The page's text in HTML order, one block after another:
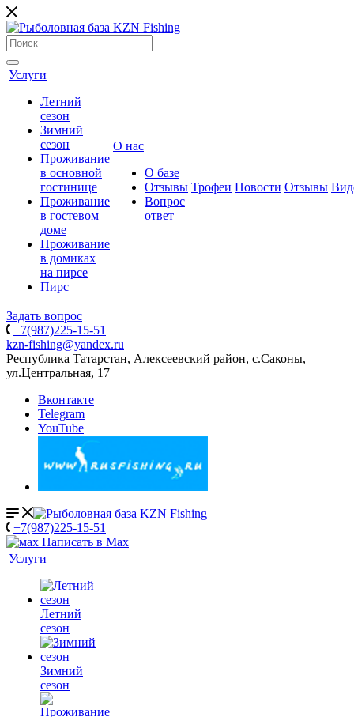
Услуги
Летний
сезон
Зимний
сезон
Проживание
в основной
гостинице
Проживание
в гостевом
доме
Проживание
в домиках
на пирсе
Пирс
О нас
О базе
Отзывы
Вопрос
ответ
Трофеи Новости Отзывы
Задать вопрос
+7(987)225-15-51
kzn-fishing@yandex.ru
Республика Татарстан, Алексеевский район, с.Саконы,
ул.Центральная, 17
Вконтакте
Telegram
YouTube
+7(987)225-15-51
Написать в Мах
Услуги
Летний
сезон
Зимний
сезон